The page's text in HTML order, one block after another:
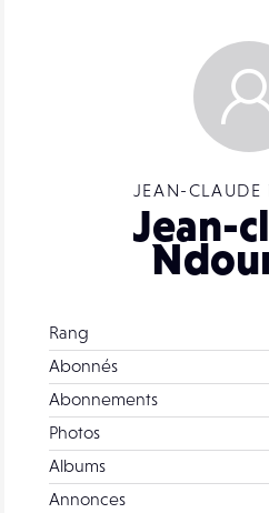
JEAN-CLAUDE
Jean-
Rang
Abonnés
Abonnements
Photos
Albums
Annonces